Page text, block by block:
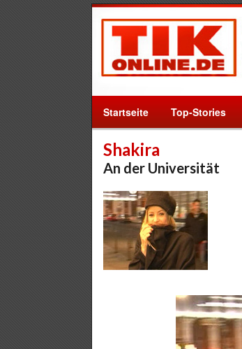
Startseite Top-Stories
Shakira
An der Universität